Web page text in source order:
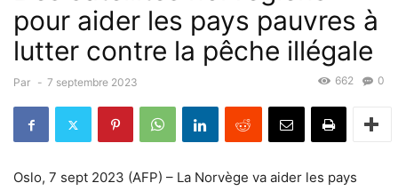
pour aider les pays pauvres à
lutter contre la pêche illégale
Par - 7 septembre 2023 0
662
Oslo, 7 sept 2023 (AFP) – La Norvège va aider les pays